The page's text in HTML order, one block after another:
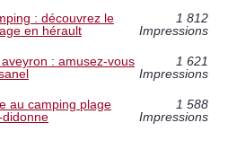
: découvrez le
en hérault
1 812
Impressions
: amusez-vous
1 621
Impressions
au camping plage
1 588
Impressions